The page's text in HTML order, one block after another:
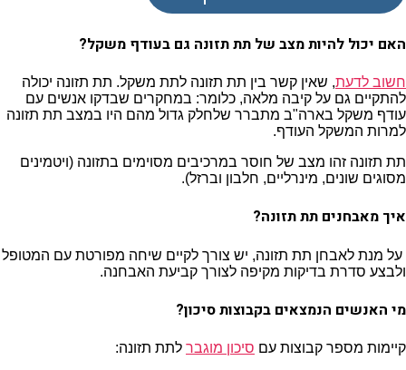
האם יכול להיות מצב של תת תזונה גם בעודף משקל?
חשוב לדעת, שאין קשר בין תת תזונה לתת משקל. תת תזונה יכולה
להתקיים גם על קיבה מלאה, כלומר: במחקרים שבדקו אנשים עם
עודף משקל בארה"ב מתברר שלחלק גדול מהם היו במצב תת תזונה
למרות המשקל העודף.
תת תזונה זהו מצב של חוסר במרכיבים מסוימים בתזונה (ויטמינים
מסוגים שונים, מינרליים, חלבון וברזל).
איך מאבחנים תת תזונה?
על מנת לאבחן תת תזונה, יש צורך לקיים שיחה מפורטת עם המטופל
ולבצע סדרת בדיקות מקיפה לצורך קביעת האבחנה.
מי האנשים הנמצאים בקבוצות סיכון?
קיימות מספר קבוצות עם סיכון מוגבר לתת תזונה: